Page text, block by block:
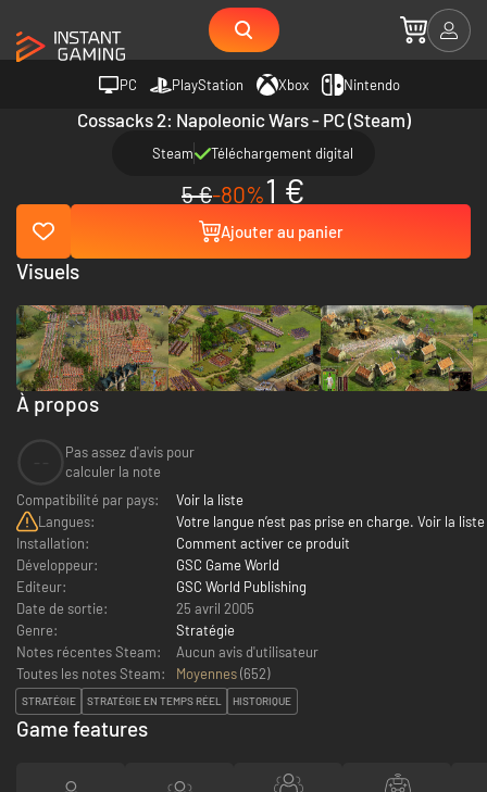
PC PlayStation Xbox Nintendo
Cossacks 2: Napoleonic Wars - PC (Steam)
Steam Téléchargement digital
5 €-80%1 €
Ajouter au panier
À propos
Pas assez d'avis pour
calculer la note
Compatibilité par pays:
Voir la liste
Langues:
Votre langue n’est pas prise en charge. Voir la liste
Installation:
Comment activer ce produit
Développeur:
GSC Game World
Editeur:
GSC World Publishing
Date de sortie:
25 avril 2005
Genre:
Stratégie
Notes récentes Steam:
Aucun avis d'utilisateur
Toutes les notes Steam:
Moyennes(652)
STRATÉGIE STRATÉGIE EN TEMPS RÉEL HISTORIQUE
Visuels
Game features